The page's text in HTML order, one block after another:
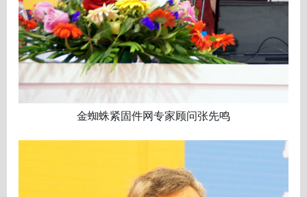
金蜘蛛紧固件网专家顾问张先鸣